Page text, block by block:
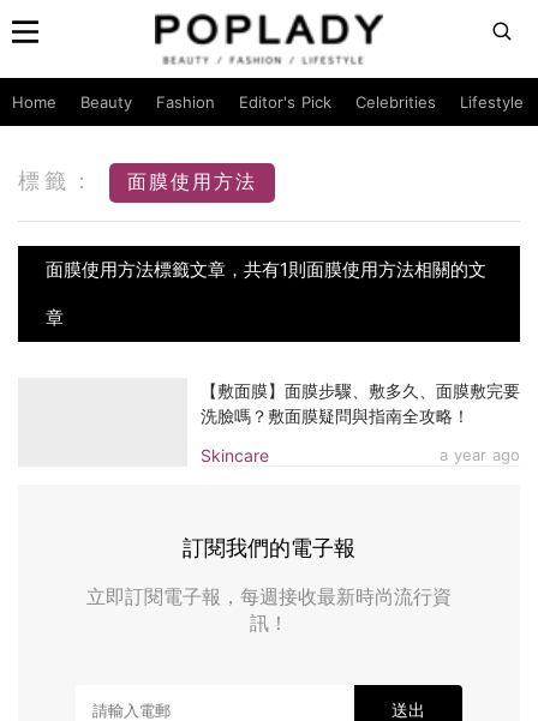
Home Beauty Fashion Editor's Pick Celebrities Lifestyle
標籤： 面膜使用方法
面膜使用方法標籤文章，共有1則面膜使用方法相關的文
章
Skincare a year ago
【敷面膜】面膜步驟、敷多久、面膜敷完要
洗臉嗎？敷面膜疑問與指南全攻略！
訂閱我們的電子報
立即訂閱電子報，每週接收最新時尚流行資
訊！
送出